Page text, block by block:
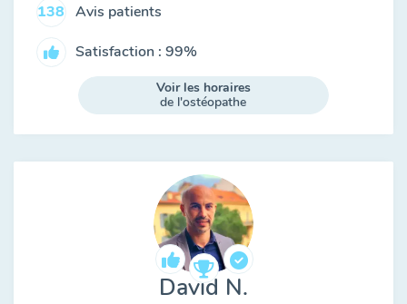
138 Avis patients
Satisfaction : 99%
Voir les horaires
de l'ostéopathe
David N.